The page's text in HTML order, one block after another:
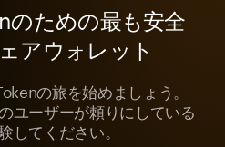
のための最も安全
アウォレット
の旅を始めましょう。
ユーザーが頼りにしている
してください。